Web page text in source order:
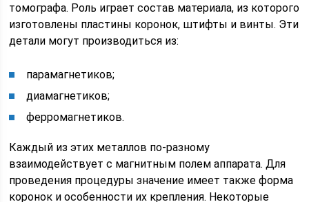
томографа. Роль играет состав материала, из которого
изготовлены пластины коронок, штифты и винты. Эти
детали могут производиться из:
парамагнетиков;
диамагнетиков;
ферромагнетиков.
Каждый из этих металлов по-разному
взаимодействует с магнитным полем аппарата. Для
проведения процедуры значение имеет также форма
коронок и особенности их крепления. Некоторые